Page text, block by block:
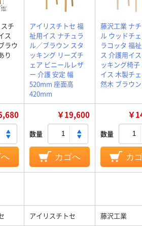
チ
ス
ラウ
り
アイリスチトセ 福
祉用イス ナチュラ
ル／ブラウン スタ
ッキング リーズチ
ェア ビニールレザ
ー 介護 安定 幅
520mm 座面高
420mm
藤沢工業 ナ
ル ウッドチ
ラコッタ 福
ス 介護用イ
ッキング椅子
イス 木製チ
然木 ブラウ
￥19,600
数量
カゴへ
￥
数量
カ
アイリスチトセ 藤沢工業